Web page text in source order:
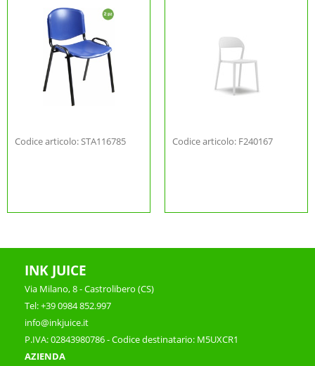
Codice articolo: STA116785 Codice articolo: F240167
INK JUICE
Via Milano, 8 - Castrolibero (CS)
Tel: +39 0984 852.997
info@inkjuice.it
P.IVA: 02843980786 - Codice destinatario: M5UXCR1
AZIENDA